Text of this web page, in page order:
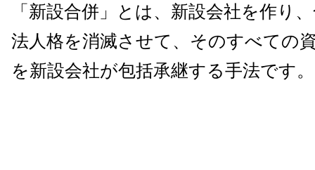
「新設合併」とは、新設会社を作り
法人格を消滅させて、そのすべての
を新設会社が包括承継する手法です。